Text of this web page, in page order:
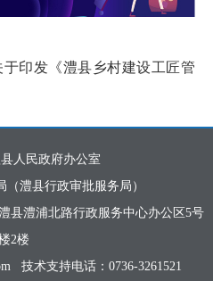
印发《澧县乡村建设工匠管
人民政府办公室
澧县行政审批服务局）
县澧浦北路行政服务中心办公区5号
2楼
技术支持电话：0736-3261521